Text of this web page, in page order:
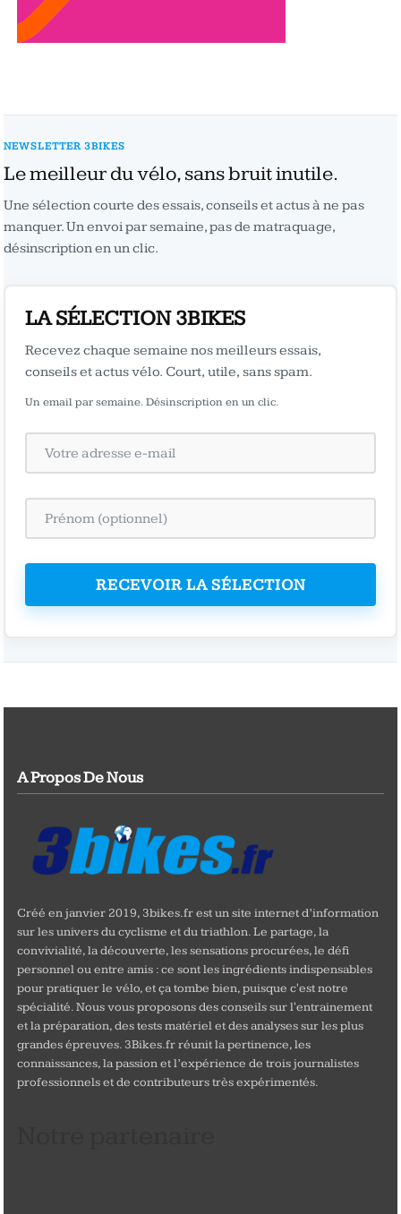
NEWSLETTER 3BIKES
Le meilleur du vélo, sans bruit inutile.
Une sélection courte des essais, conseils et actus à ne pas
manquer. Un envoi par semaine, pas de matraquage,
désinscription en un clic.
LA SÉLECTION 3BIKES
Recevez chaque semaine nos meilleurs essais,
conseils et actus vélo. Court, utile, sans spam.
Un email par semaine. Désinscription en un clic.
RECEVOIR LA SÉLECTION
A Propos De Nous
Créé en janvier 2019, 3bikes.fr est un site internet d’information
sur les univers du cyclisme et du triathlon. Le partage, la
convivialité, la découverte, les sensations procurées, le défi
personnel ou entre amis : ce sont les ingrédients indispensables
pour pratiquer le vélo, et ça tombe bien, puisque c'est notre
spécialité. Nous vous proposons des conseils sur l'entrainement
et la préparation, des tests matériel et des analyses sur les plus
grandes épreuves. 3Bikes.fr réunit la pertinence, les
connaissances, la passion et l’expérience de trois journalistes
professionnels et de contributeurs très expérimentés.